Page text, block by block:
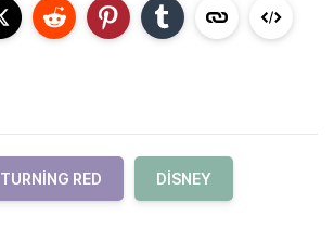
TURNING RED DISNEY